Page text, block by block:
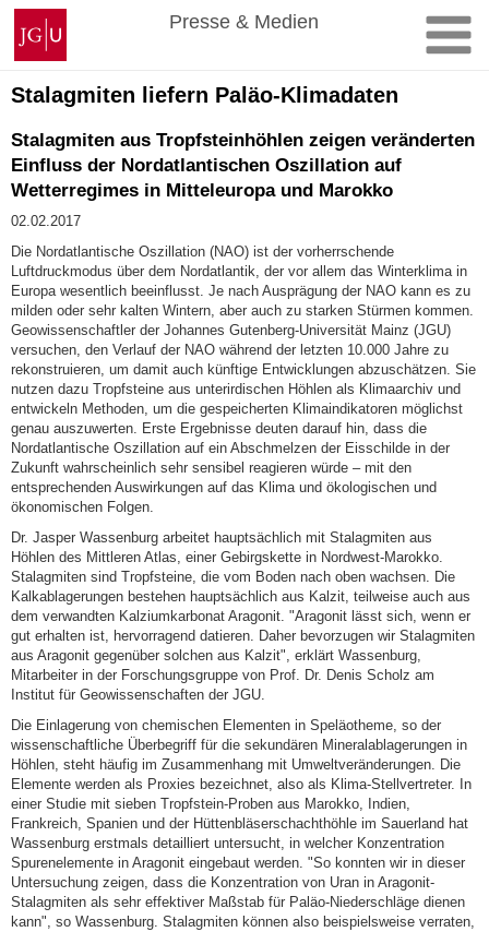
Zum
Inhalt
springen
Johannes
Gutenberg-
Universität
Mainz
Presse & Medien
Stalagmiten liefern Paläo-Klimadaten
Stalagmiten aus Tropfsteinhöhlen zeigen veränderten
Einfluss der Nordatlantischen Oszillation auf
Wetterregimes in Mitteleuropa und Marokko
02.02.2017
Die Nordatlantische Oszillation (NAO) ist der vorherrschende
Luftdruckmodus über dem Nordatlantik, der vor allem das Winterklima in
Europa wesentlich beeinflusst. Je nach Ausprägung der NAO kann es zu
milden oder sehr kalten Wintern, aber auch zu starken Stürmen kommen.
Geowissenschaftler der Johannes Gutenberg-Universität Mainz (JGU)
versuchen, den Verlauf der NAO während der letzten 10.000 Jahre zu
rekonstruieren, um damit auch künftige Entwicklungen abzuschätzen. Sie
nutzen dazu Tropfsteine aus unterirdischen Höhlen als Klimaarchiv und
entwickeln Methoden, um die gespeicherten Klimaindikatoren möglichst
genau auszuwerten. Erste Ergebnisse deuten darauf hin, dass die
Nordatlantische Oszillation auf ein Abschmelzen der Eisschilde in der
Zukunft wahrscheinlich sehr sensibel reagieren würde – mit den
entsprechenden Auswirkungen auf das Klima und ökologischen und
ökonomischen Folgen.
Dr. Jasper Wassenburg arbeitet hauptsächlich mit Stalagmiten aus
Höhlen des Mittleren Atlas, einer Gebirgskette in Nordwest-Marokko.
Stalagmiten sind Tropfsteine, die vom Boden nach oben wachsen. Die
Kalkablagerungen bestehen hauptsächlich aus Kalzit, teilweise auch aus
dem verwandten Kalziumkarbonat Aragonit. "Aragonit lässt sich, wenn er
gut erhalten ist, hervorragend datieren. Daher bevorzugen wir Stalagmiten
aus Aragonit gegenüber solchen aus Kalzit", erklärt Wassenburg,
Mitarbeiter in der Forschungsgruppe von Prof. Dr. Denis Scholz am
Institut für Geowissenschaften der JGU.
Die Einlagerung von chemischen Elementen in Speläotheme, so der
wissenschaftliche Überbegriff für die sekundären Mineralablagerungen in
Höhlen, steht häufig im Zusammenhang mit Umweltveränderungen. Die
Elemente werden als Proxies bezeichnet, also als Klima-Stellvertreter. In
einer Studie mit sieben Tropfstein-Proben aus Marokko, Indien,
Frankreich, Spanien und der Hüttenbläserschachthöhle im Sauerland hat
Wassenburg erstmals detailliert untersucht, in welcher Konzentration
Spurenelemente in Aragonit eingebaut werden. "So konnten wir in dieser
Untersuchung zeigen, dass die Konzentration von Uran in Aragonit-
Stalagmiten als sehr effektiver Maßstab für Paläo-Niederschläge dienen
kann", so Wassenburg. Stalagmiten können also beispielsweise verraten,